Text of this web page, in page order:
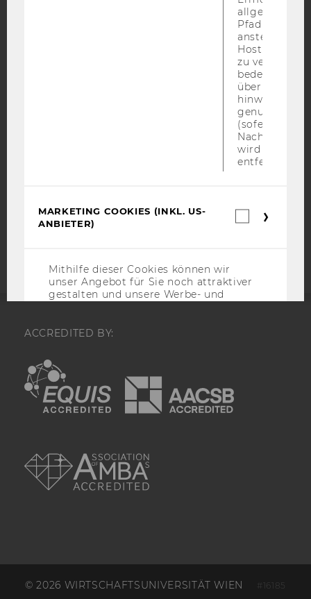
BARRIEREFREIHEITSERKLÄRUNG WEBSEITE
DATENSCHUTZERKLÄRUNG SOCIAL MEDIA
STUDIENBEWERBER*INNEN UND STUDIERENDE
Barrierefreiheitserklärung
ACCREDITED BY:
EQUIS
© 2026 WIRTSCHAFTSUNIVERSITÄT WIEN #16185
Pfad zu
anstelle des
Hostnamens
zu
bedeutet,
über
hinweg
genutzt
(sofern
Nach dieser
wird das
entfernt.
MARKETING COOKIES (INKL. US-
ANBIETER)
Mithilfe dieser Cookies können wir
unser Angebot für Sie noch attraktiver
gestalten und unsere Werbe- und
die Websitenutzung analysiert und
Name
test_cookie
Wird testweise
prüfen, ob der
IDE
ausspielen.
_gcl_au
Enthält eine